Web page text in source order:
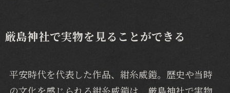
厳島神社で実物を見ることができる
平安時代を代表した作品、紺糸威鎧。歴史や当時